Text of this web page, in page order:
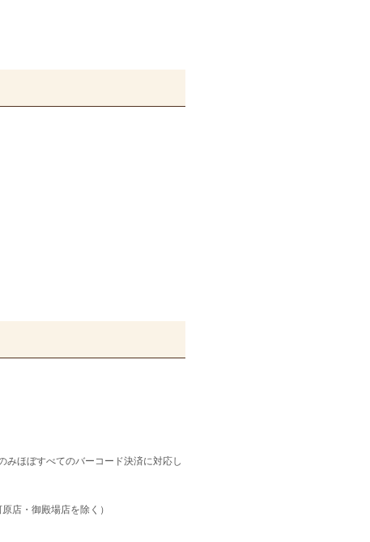
ほぼすべてのバーコード決済に対応し
店・御殿場店を除く）